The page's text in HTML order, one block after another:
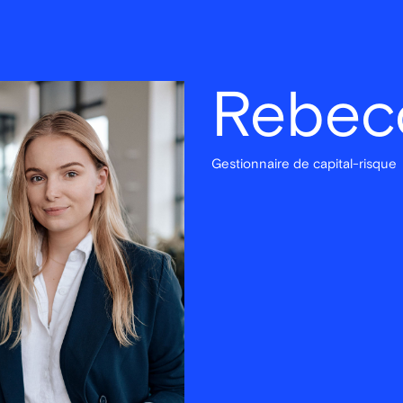
Gestionnaire de capital-risque